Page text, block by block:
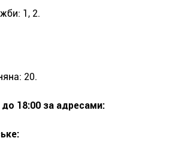
1, 2.
20.
до 18:00 за адресами: